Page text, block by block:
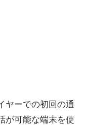
ヤーでの初回の通
が可能な端末を使